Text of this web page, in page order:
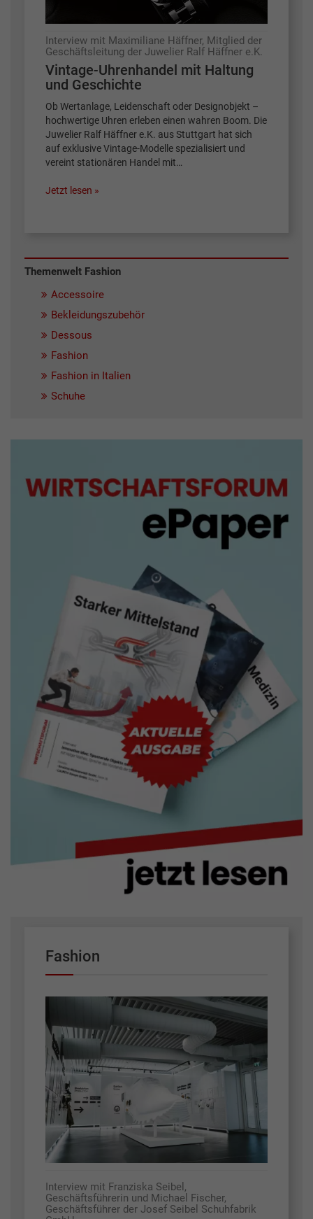
Interview mit Maximiliane Häffner, Mitglied der
Geschäftsleitung der Juwelier Ralf Häffner e.K.
Vintage-Uhrenhandel mit Haltung
und Geschichte
Ob Wertanlage, Leidenschaft oder Designobjekt –
hochwertige Uhren erleben einen wahren Boom. Die
Juwelier Ralf Häffner e.K. aus Stuttgart hat sich
auf exklusive Vintage-Modelle spezialisiert und
vereint stationären Handel mit…
Jetzt lesen »
Themenwelt Fashion
Accessoire
Bekleidungszubehör
Dessous
Fashion
Fashion in Italien
Schuhe
Fashion
Interview mit Franziska Seibel,
Geschäftsführerin und Michael Fischer,
Geschäftsführer der Josef Seibel Schuhfabrik